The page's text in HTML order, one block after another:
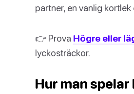
partner, en vanlig
👉 Prova Högre eller
lyckosträckor.
Hur man spelar